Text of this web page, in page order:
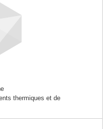
thermiques et de